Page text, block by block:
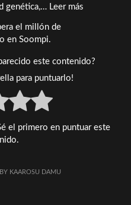
genética,… Leer más‘Los
millón
el millón de
en Soompi.
este contenido?
para puntuarlo!
el primero en puntuar este
BY KAAROSU DAMU